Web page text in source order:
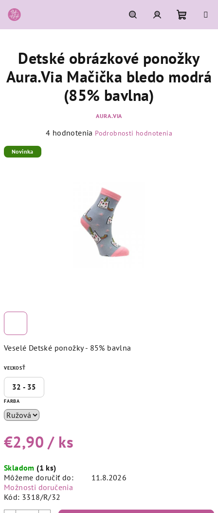
na
obsah
HľadaťPrihlásenie
košík
Veselé Detské ponožky - 85% bavlna
VEĽKOSŤ
32 - 35
FARBA
€2,90/ ks
cena:
Skladom (1 ks)
Môžeme doručiť do:
11.8.2026
Možnosti doručenia
Kód: 3318/R/32
Detské obrázkové ponožky
Aura.Via Mačička bledo modrá
(85% bavlna)
AURA.VIA
Priemerné
4 hodnotenia Podrobnosti hodnotenia
Novinka